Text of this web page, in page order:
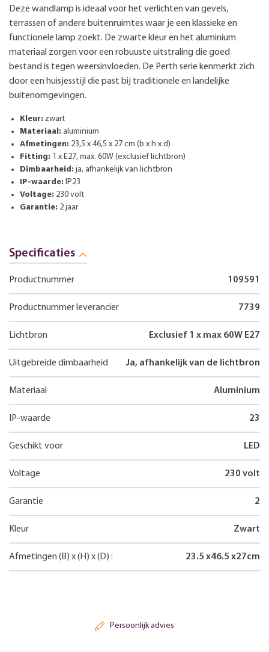
Deze wandlamp is ideaal voor het verlichten van gevels,
terrassen of andere buitenruimtes waar je een klassieke en
functionele lamp zoekt. De zwarte kleur en het aluminium
materiaal zorgen voor een robuuste uitstraling die goed
bestand is tegen weersinvloeden. De Perth serie kenmerkt zich
door een huisjesstijl die past bij traditionele en landelijke
buitenomgevingen.
Kleur: zwart
Materiaal: aluminium
Afmetingen: 23,5 x 46,5 x 27 cm (b x h x d)
Fitting: 1 x E27, max. 60W (exclusief lichtbron)
Dimbaarheid: ja, afhankelijk van lichtbron
IP-waarde: IP23
Voltage: 230 volt
Garantie: 2 jaar
Specificaties
Productnummer 109591
Productnummer leverancier 7739
Lichtbron Exclusief 1 x max 60W E27
Uitgebreide dimbaarheid Ja, afhankelijk van de lichtbron
Materiaal Aluminium
IP-waarde 23
Geschikt voor LED
Voltage 230 volt
Garantie 2
Kleur Zwart
Afmetingen (B) x(H) x(D) : 23.5 x46.5 x27cm
Persoonlijk advies